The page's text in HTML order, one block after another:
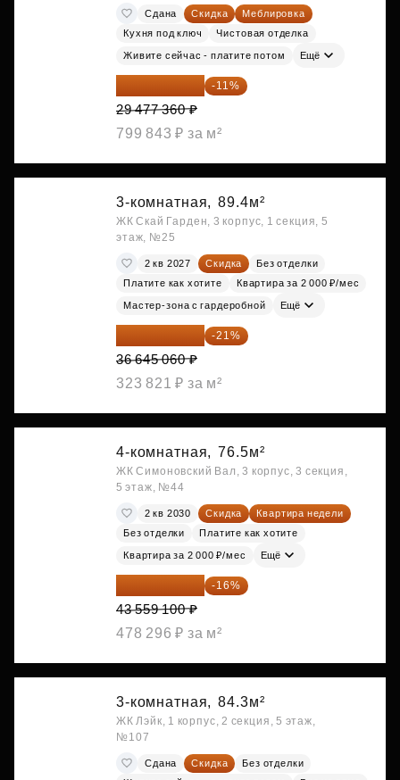
Сдана Скидка
Меблировка
Кухня под ключ
Чистовая отделка
Живите сейчас - платите потом Ещё
26 234 850 ₽ -11%
29 477 360 ₽
799 843 ₽ за м²
3-комнатная, 89.4м²
ЖК Скай Гарден, 3 корпус, 1 секция, 5
этаж, №25
2 кв 2027 Скидка
Без отделки
Платите как хотите
Квартира за 2 000 ₽/мес
Мастер-зона с гардеробной Ещё
28 949 597 ₽ -21%
36 645 060 ₽
323 821 ₽ за м²
4-комнатная, 76.5м²
ЖК Симоновский Вал, 3 корпус, 3 секция,
5 этаж, №44
2 кв 2030 Скидка
Квартира недели
Без отделки
Платите как хотите
Квартира за 2 000 ₽/мес Ещё
36 589 644 ₽ -16%
43 559 100 ₽
478 296 ₽ за м²
3-комнатная, 84.3м²
ЖК Лэйк, 1 корпус, 2 секция, 5 этаж,
№107
Сдана Скидка
Без отделки